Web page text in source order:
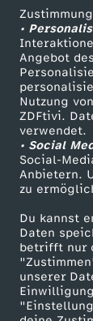
•
Angebot
Nutzung
ZDFtivi.
verwendet.
• Social
Social-
Anbietern.
zu
Du kannst
Daten
betrifft nur
unserer
Livestreams
Sendungen A-Z
TV-Programm
ZDF
Karriere
ZDF goes